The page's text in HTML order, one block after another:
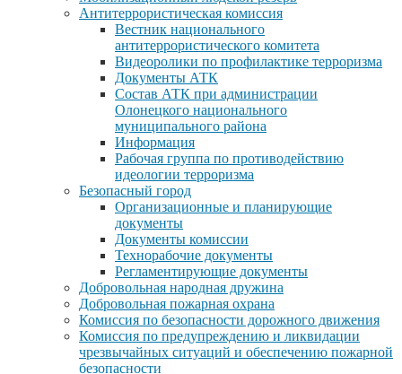
Антитеррористическая комиссия
Вестник национального
антитеррористического комитета
Видеоролики по профилактике терроризма
Документы АТК
Состав АТК при администрации
Олонецкого национального
муниципального района
Информация
Рабочая группа по противодействию
идеологии терроризма
Безопасный город
Организационные и планирующие
документы
Документы комиссии
Технорабочие документы
Регламентирующие документы
Добровольная народная дружина
Добровольная пожарная охрана
Комиссия по безопасности дорожного движения
Комиссия по предупреждению и ликвидации
чрезвычайных ситуаций и обеспечению пожарной
безопасности